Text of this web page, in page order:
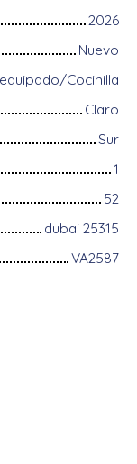
2026
Nuevo
Cocinilla
Claro
Sur
1
52
dubai 25315
VA2587